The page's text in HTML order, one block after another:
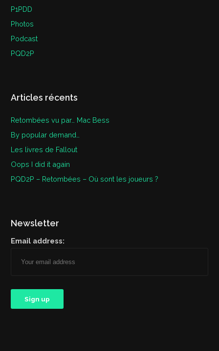
P1PDD
Photos
Podcast
PQD2P
Articles récents
Retombées vu par… Mac Bess
By popular demand…
Les livres de Fallout
Oops I did it again
PQD2P – Retombées – Où sont les joueurs ?
Newsletter
Email address: